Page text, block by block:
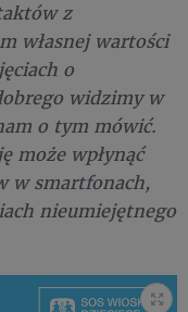
z
własnej wartości
o
widzimy w
o tym mówić.
może wpłynąć
w smartfonach,
nieumiejętnego